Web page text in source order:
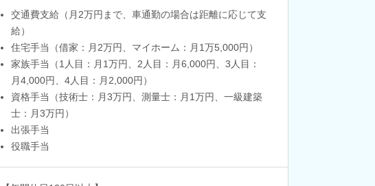
交通費支給（月2万円まで、車通勤の場合は距離に応じて支
給）
住宅手当（借家：月2万円、マイホーム：月1万5,000円）
家族手当（1人目：月1万円、2人目：月6,000円、3人目：
月4,000円、4人目：月2,000円）
資格手当（技術士：月3万円、測量士：月1万円、一級建築
士：月3万円）
出張手当
役職手当